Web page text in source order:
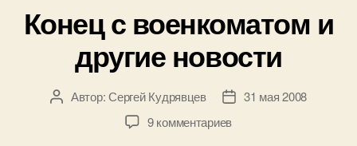
Конец с военкоматом и
другие новости
АвторАвтор:Сергей Кудрявцев
Дата31 мая 2008
9 комментариевк